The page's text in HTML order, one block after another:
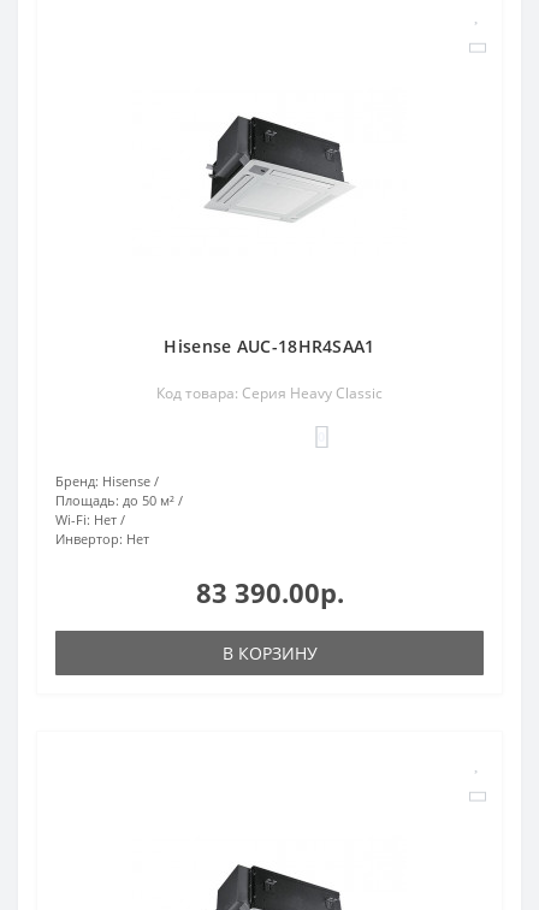
Hisense AUC-18HR4SAA1
Код товара: Серия Heavy Classic
Бренд: Hisense
Площадь: до 50 м²
Wi-Fi: Нет
Инвертор: Нет
83 390.00р.
В КОРЗИНУ